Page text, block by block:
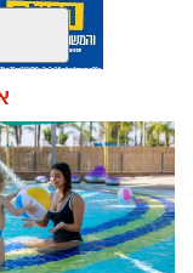
אנו מכבדים
בעלי הזכויות
בפרסומינו
לפנות אלינו
כתובת המייל:ram@isnet.co.il
נוריה בן